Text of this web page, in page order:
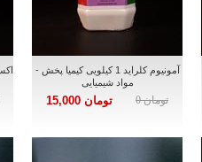
آمونیوم کلراید 1 کیلویی کیمیا پخش -
مواد شیمیایی
تومان 0 تومان 15,000